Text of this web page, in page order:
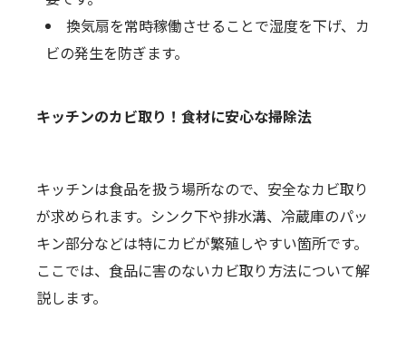
換気扇を常時稼働させることで湿度を下げ、カ
ビの発生を防ぎます。
キッチンのカビ取り！食材に安心な掃除法
キッチンは食品を扱う場所なので、安全なカビ取り
が求められます。シンク下や排水溝、冷蔵庫のパッ
キン部分などは特にカビが繁殖しやすい箇所です。
ここでは、食品に害のないカビ取り方法について解
説します。